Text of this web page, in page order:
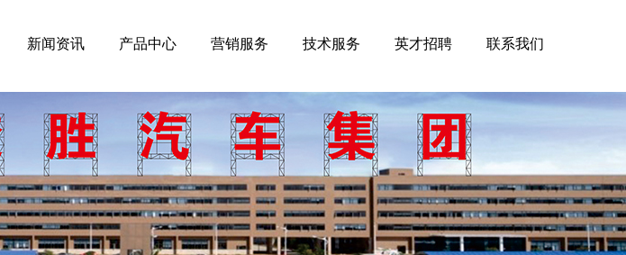
新闻资讯 产品中心 营销服务 技术服务 英才招聘 联系我们